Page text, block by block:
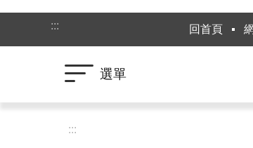
跳到主要內容區塊
:::
回首頁
選單
:::